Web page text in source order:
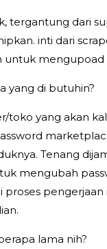
tergantung dari
inti dari
untuk mengupoad
yang di butuhin?
toko yang akan
Tenang
mengubah
proses pengerjaan
lama nih?